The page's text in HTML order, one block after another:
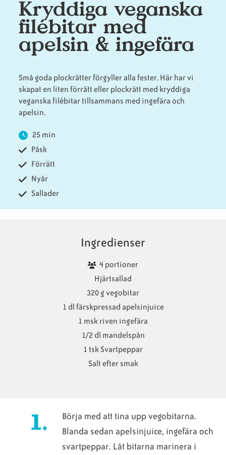
Animaliska
ingredienser
Veganska
konsumentlistor
Vanliga
frågor
Veganska
substitut
Veganska
Kryddiga veganska
filébitar med
apelsin & ingefära
Små goda plockrätter förgyller alla fester. Här har vi
skapat en liten förrätt eller plockrätt med kryddiga
veganska filébitar tillsammans med ingefära och
apelsin.
25 min
Påsk
Förrätt
Nyår
Sallader
Ingredienser
4 portioner
Hjärtsallad
320 g vegobitar
1 dl färskpressad apelsinjuice
1 msk riven ingefära
1/2 dl mandelspån
1 tsk Svartpeppar
Salt efter smak
Börja med att tina upp vegobitarna.
Blanda sedan apelsinjuice, ingefära och
svartpeppar. Låt bitarna marinera i